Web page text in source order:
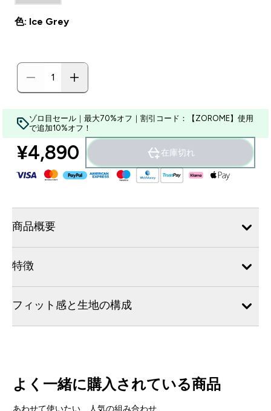
色: Ice Grey
ゾロ目セール｜最大70%オフ｜割引コード：【ZOROME】使用
で追加10%オフ！
¥4,890‎ 在庫切れ
商品概要
特徴
フィット感と生地の構成
よく一緒に購入されている商品
あわせて使いたい、人気の組み合わせ